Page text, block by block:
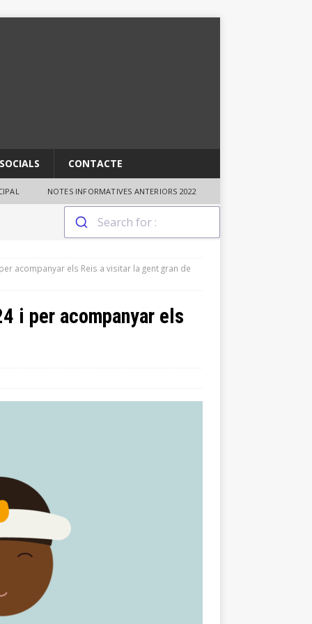
CONTACTE
NOTES INFORMATIVES ANTERIORS 2022
acompanyar els Reis a visitar la gent gran de
i per acompanyar els